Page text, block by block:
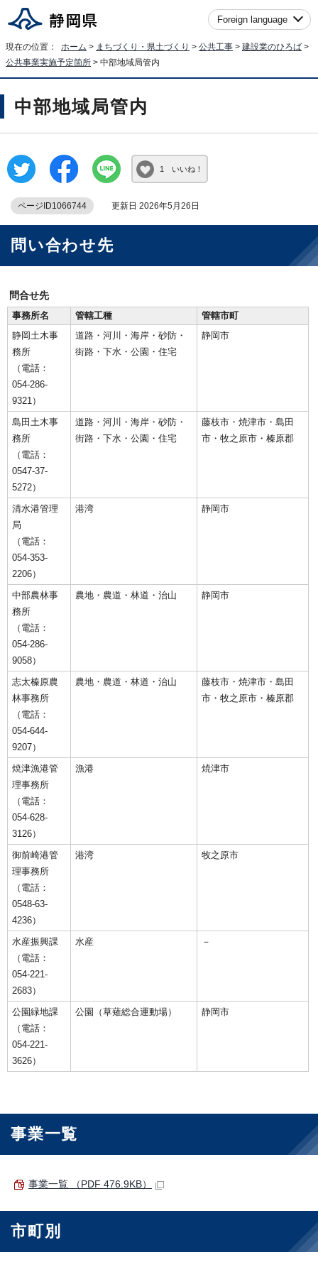
Foreign language
現在の位置： ホーム > まちづくり・県土づくり > 公共工事 > 建設業のひろば >
公共事業実施予定箇所 > 中部地域局管内
中部地域局管内
1 いいね！
ページID1066744 更新日 2026年5月26日
問い合わせ先
問合せ先
事務所名
管轄工種
管轄市町
静岡土木事
務所
（電話：
054-286-
9321）
道路・河川・海岸・砂防・
街路・下水・公園・住宅
静岡市
島田土木事
務所
（電話：
0547-37-
5272）
道路・河川・海岸・砂防・
街路・下水・公園・住宅
藤枝市・焼津市・島田
市・牧之原市・榛原郡
清水港管理
局
（電話：
054-353-
2206）
港湾 静岡市
中部農林事
務所
（電話：
054-286-
9058）
農地・農道・林道・治山 静岡市
志太榛原農
林事務所
（電話：
054-644-
9207）
農地・農道・林道・治山
藤枝市・焼津市・島田
市・牧之原市・榛原郡
焼津漁港管
理事務所
（電話：
054-628-
3126）
漁港 焼津市
御前崎港管
理事務所
（電話：
0548-63-
4236）
港湾 牧之原市
水産振興課
（電話：
054-221-
2683）
水産 －
公園緑地課
（電話：
054-221-
3626）
公園（草薙総合運動場） 静岡市
事業一覧
事業一覧 （PDF 476.9KB）
市町別